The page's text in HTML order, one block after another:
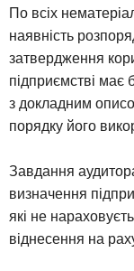
По всіх
наявність
затвердження
підприємстві має
з докладним
порядку його
Завдання
визначення
які не
віднесення на